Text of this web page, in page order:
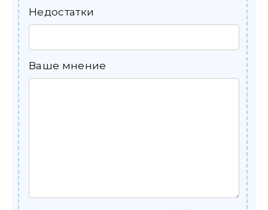
Недостатки
Ваше мнение